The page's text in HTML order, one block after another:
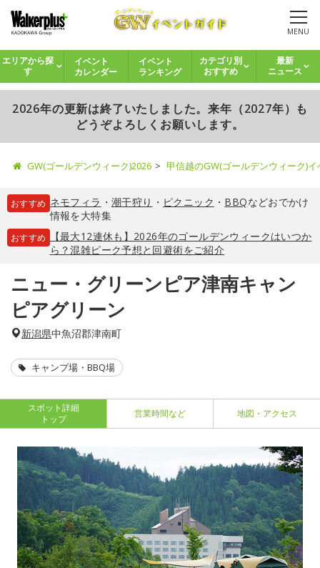
MENU
エリアから探
す
イベント
カレンダー
イベント
ランキング
カテゴリ別
おすすめ
最新
ニュース
2026年の更新は終了いたしました。来年（2027年）も
どうぞよろしくお願いします。
GW(ゴールデンウィーク)2026 甲信越のGW(ゴールデンウィーク)
おすすめ ネモフィラ ・ 潮干狩り ・ ピクニック ・ BBQなどおでかけ
情報を大特集
おすすめ
【最大12連休も】2026年のゴールデンウィークはいつか
ら？混雑ピーク予想と回避術をご紹介
ニュー・グリーンピア津南キャン
ピアグリーン
新潟県中魚沼郡津南町
キャンプ場・BBQ場
スポット詳細
トップ
営業時間など 地図・アクセス